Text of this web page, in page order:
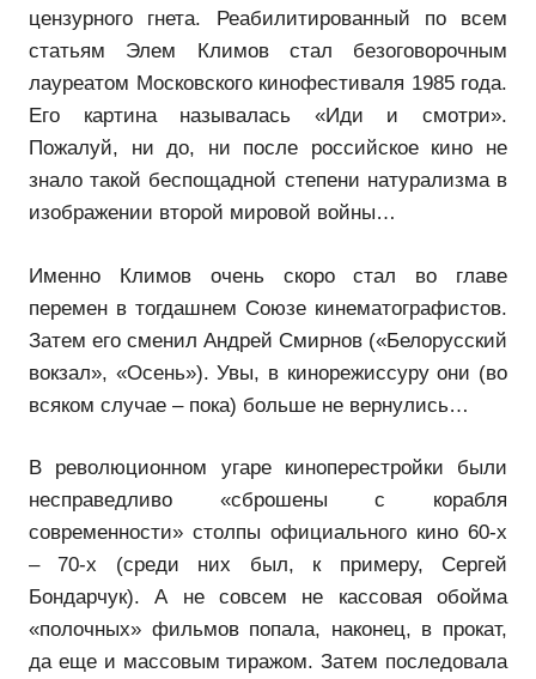
цензурного гнета. Реабилитированный по всем
статьям Элем Климов стал безоговорочным
лауреатом Московского кинофестиваля 1985 года.
Его картина называлась «Иди и смотри».
Пожалуй, ни до, ни после российское кино не
знало такой беспощадной степени натурализма в
изображении второй мировой войны…
Именно Климов очень скоро стал во главе
перемен в тогдашнем Союзе кинематографистов.
Затем его сменил Андрей Смирнов («Белорусский
вокзал», «Осень»). Увы, в кинорежиссуру они (во
всяком случае – пока) больше не вернулись…
В революционном угаре киноперестройки были
несправедливо «сброшены с корабля
современности» столпы официального кино 60-х
– 70-х (среди них был, к примеру, Сергей
Бондарчук). А не совсем не кассовая обойма
«полочных» фильмов попала, наконец, в прокат,
да еще и массовым тиражом. Затем последовала